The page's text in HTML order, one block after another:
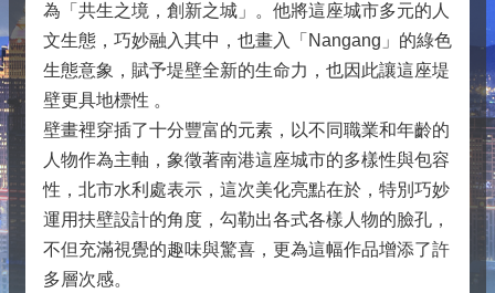
為「共生之境，創新之城」。他將這座城市多元的人
文生態，巧妙融入其中，也畫入「Nangang」的綠色
生態意象，賦予堤壁全新的生命力，也因此讓這座堤
壁更具地標性 。
壁畫裡穿插了十分豐富的元素，以不同職業和年齡的
人物作為主軸，象徵著南港這座城市的多樣性與包容
性，北市水利處表示，這次美化亮點在於，特別巧妙
運用扶壁設計的角度，勾勒出各式各樣人物的臉孔，
不但充滿視覺的趣味與驚喜，更為這幅作品增添了許
多層次感。